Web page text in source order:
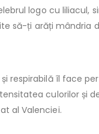
logo cu liliacul,
să-ți arăți mândria
respirabilă îl face
culorilor și
al Valenciei.